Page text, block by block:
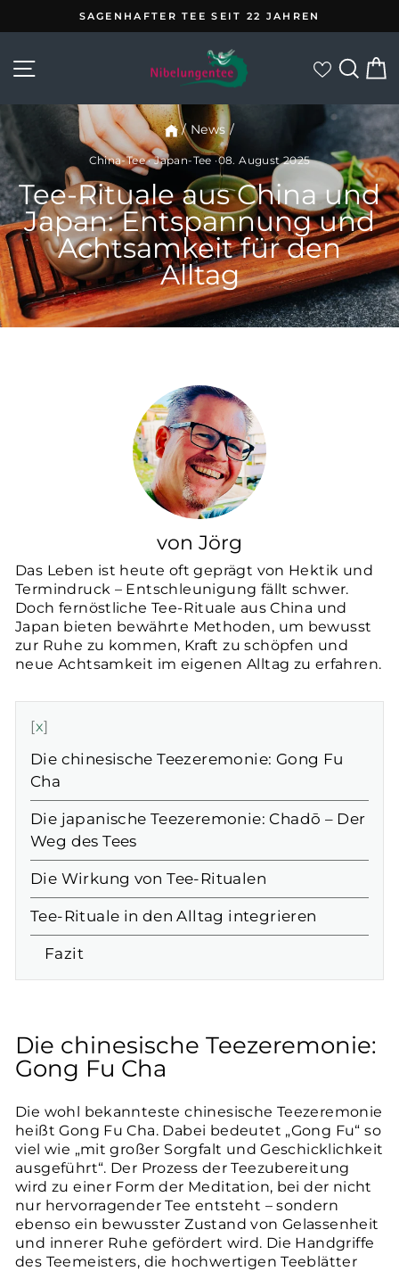
Pause
Diashow
SAGENHAFTER TEE SEIT 22 JAHREN
Seitennavigation
/ News /
China-Tee·Japan-Tee·08. August 2025
Tee-Rituale aus China und
Japan: Entspannung und
Achtsamkeit für den
Alltag
von Jörg
Das Leben ist heute oft geprägt von Hektik und
Termindruck – Entschleunigung fällt schwer.
Doch fernöstliche Tee-Rituale aus China und
Japan bieten bewährte Methoden, um bewusst
zur Ruhe zu kommen, Kraft zu schöpfen und
neue Achtsamkeit im eigenen Alltag zu erfahren.
x
Die chinesische Teezeremonie: Gong Fu
Cha
Die japanische Teezeremonie: Chadō – Der
Weg des Tees
Die Wirkung von Tee-Ritualen
Tee-Rituale in den Alltag integrieren
Fazit
Die chinesische Teezeremonie:
Gong Fu Cha
Die wohl bekannteste chinesische Teezeremonie
heißt Gong Fu Cha. Dabei bedeutet „Gong Fu“ so
viel wie „mit großer Sorgfalt und Geschicklichkeit
ausgeführt“. Der Prozess der Teezubereitung
wird zu einer Form der Meditation, bei der nicht
nur hervorragender Tee entsteht – sondern
ebenso ein bewusster Zustand von Gelassenheit
und innerer Ruhe gefördert wird. Die Handgriffe
des Teemeisters, die hochwertigen Teeblätter